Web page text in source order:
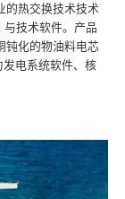
的热交换技术技术
技术软件。产品
钝化的物油料电芯
发电系统软件、核